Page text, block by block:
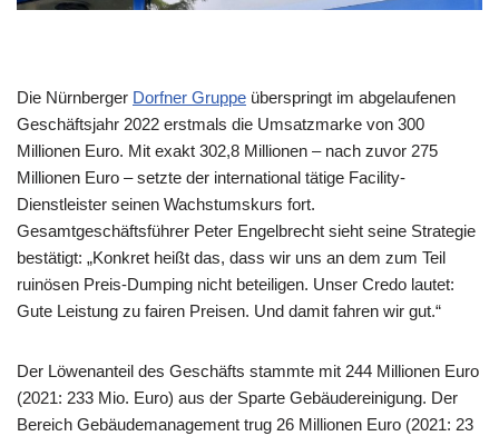
Die Nürnberger Dorfner Gruppe überspringt im abgelaufenen
Geschäftsjahr 2022 erstmals die Umsatzmarke von 300
Millionen Euro. Mit exakt 302,8 Millionen – nach zuvor 275
Millionen Euro – setzte der international tätige Facility-
Dienstleister seinen Wachstumskurs fort.
Gesamtgeschäftsführer Peter Engelbrecht sieht seine Strategie
bestätigt: „Konkret heißt das, dass wir uns an dem zum Teil
ruinösen Preis-Dumping nicht beteiligen. Unser Credo lautet:
Gute Leistung zu fairen Preisen. Und damit fahren wir gut.“
Der Löwenanteil des Geschäfts stammte mit 244 Millionen Euro
(2021: 233 Mio. Euro) aus der Sparte Gebäudereinigung. Der
Bereich Gebäudemanagement trug 26 Millionen Euro (2021: 23